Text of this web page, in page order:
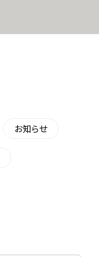
お知らせ